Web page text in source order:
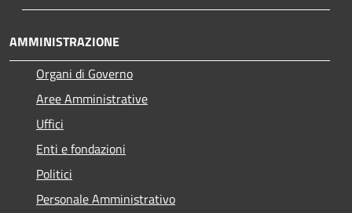
AMMINISTRAZIONE
Organi di Governo
Aree Amministrative
Uffici
Enti e fondazioni
Politici
Personale Amministrativo